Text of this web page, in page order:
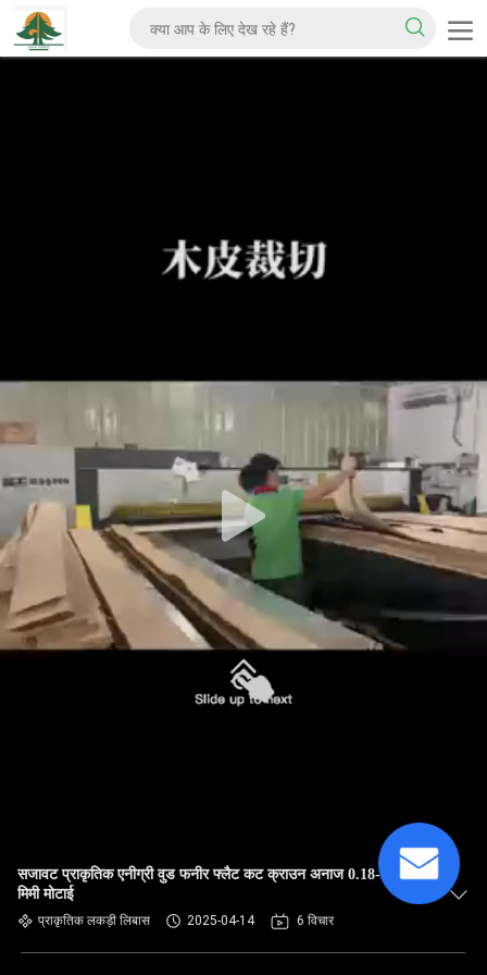
सजावट प्राकृतिक एनीग्री वुड फनीर फ्लैट कट क्राउन अनाज 0.18-0.55
मिमी मोटाई
प्राकृतिक लकड़ी लिबास 2025-04-14 6 विचार